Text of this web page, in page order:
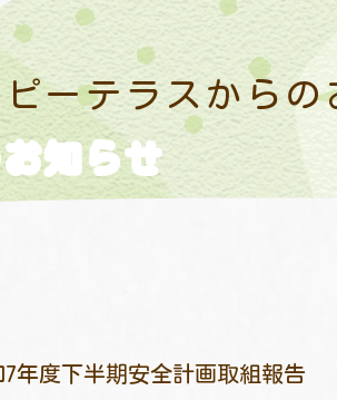
ーテラスからの
お知らせ
年度下半期安全計画取組報告